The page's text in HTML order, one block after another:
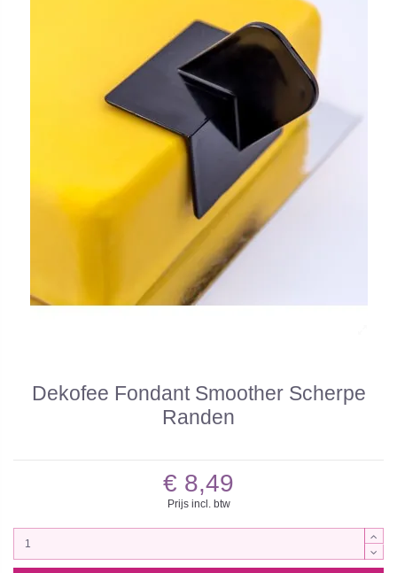
Dekofee Fondant Smoother Scherpe
Randen
€ 8,49
Prijs incl. btw